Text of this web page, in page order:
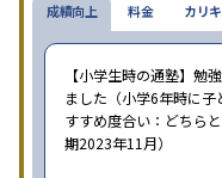
成績向上
【小学生時の通塾】勉
ました（小学6年時に
すすめ度合い：どちら
期2023年11月）
料金 カリ